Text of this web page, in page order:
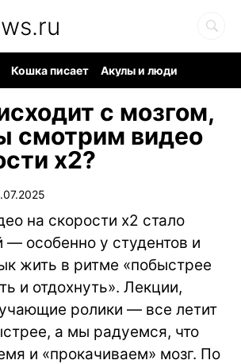
Кошка писает
Акулы и люди
с мозгом,
смотрим видео
х2?
на скорости х2 стало
— особенно у студентов и
жить в ритме «побыстрее
и отдохнуть». Лекции,
ролики — все летит
а мы радуемся, что
и «прокачиваем» мозг. По